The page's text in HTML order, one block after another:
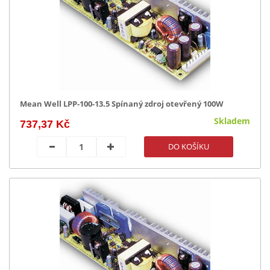
Mean Well LPP-100-13.5 Spínaný zdroj otevřený 100W
737,37 Kč Skladem